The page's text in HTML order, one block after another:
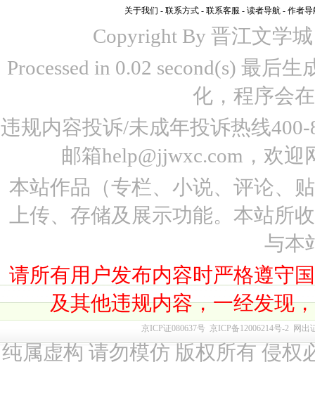
关于我们 - 联系方式 - 联系客服 - 读者导航 - 作者导
Copyright By 晋江文学
Processed in 0.02 second(s) 最后
化，程序会
违规内容投诉/未成年投诉热线
邮箱help@jjwxc.com，欢
本站作品（专栏、小说、评论、
上传、存储及展示功能。本站所
与本
请所有用户发布内容时严格遵守
及其他违规内容，一经发现
京ICP证080637号 京ICP备12006214号-2 网出
纯属虚构 请勿模仿 版权所有 侵权